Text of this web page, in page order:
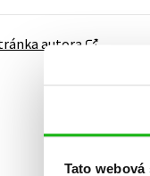
Tato
autora